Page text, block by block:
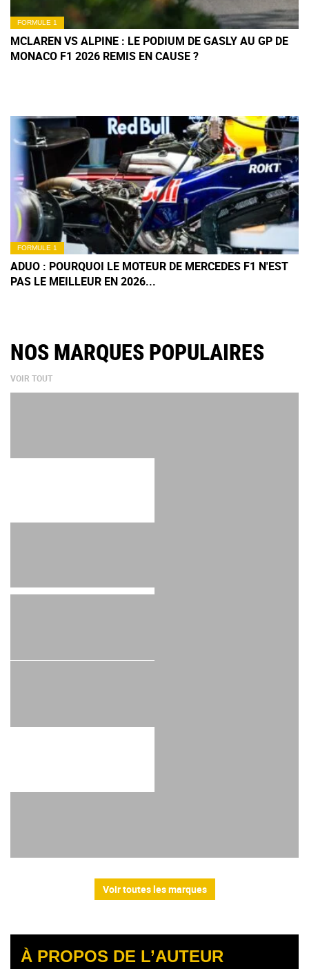
FORMULE 1
MCLAREN VS ALPINE : LE PODIUM DE GASLY AU GP DE
MONACO F1 2026 REMIS EN CAUSE ?
FORMULE 1
ADUO : POURQUOI LE MOTEUR DE MERCEDES F1 N'EST
PAS LE MEILLEUR EN 2026...
NOS MARQUES POPULAIRES
VOIR TOUT
Voir toutes les marques
À PROPOS DE L’AUTEUR